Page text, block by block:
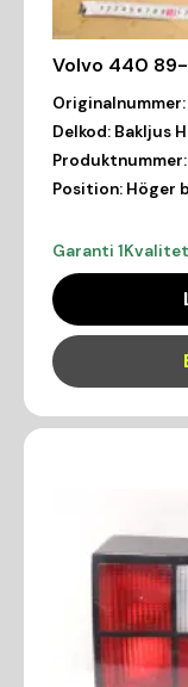
Volvo 440
Originalnummer:
Delkod: Bakljus
Produktnummer:
Position: Höger
Garanti 1